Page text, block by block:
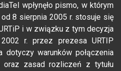
wpłynęło pismo, w którym
8 sierpnia 2005 r. stosuje się
i w związku z tym decyzja
r. przez prezesa URTIP
dotyczy warunków połączenia
oraz zasad rozliczeń z tytułu